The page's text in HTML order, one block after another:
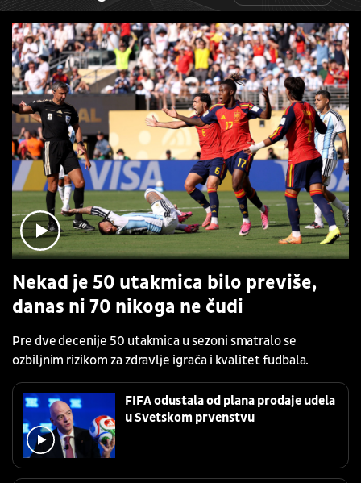
Nekad je 50 utakmica bilo previše,
danas ni 70 nikoga ne čudi
Pre dve decenije 50 utakmica u sezoni smatralo se
ozbiljnim rizikom za zdravlje igrača i kvalitet fudbala.
FIFA odustala od plana prodaje udela
u Svetskom prvenstvu